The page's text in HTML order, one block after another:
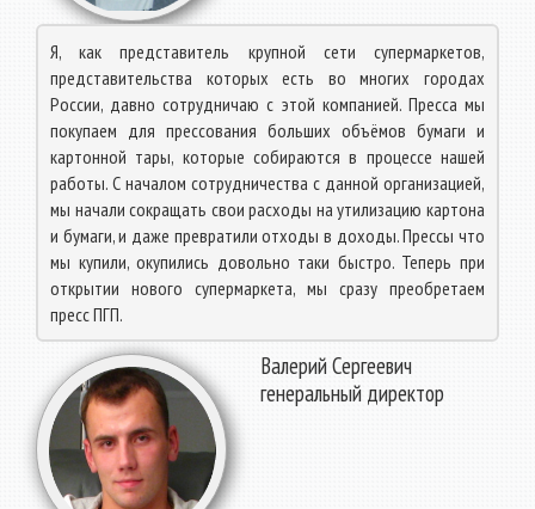
Я, как представитель крупной сети супермаркетов,
представительства которых есть во многих городах
России, давно сотрудничаю с этой компанией. Пресса мы
покупаем для прессования больших объёмов бумаги и
картонной тары, которые собираются в процессе нашей
работы. С началом сотрудничества с данной организацией,
мы начали сокращать свои расходы на утилизацию картона
и бумаги, и даже превратили отходы в доходы. Прессы что
мы купили, окупились довольно таки быстро. Теперь при
открытии нового супермаркета, мы сразу преобретаем
пресс ПГП.
Валерий Сергеевич
генеральный директор